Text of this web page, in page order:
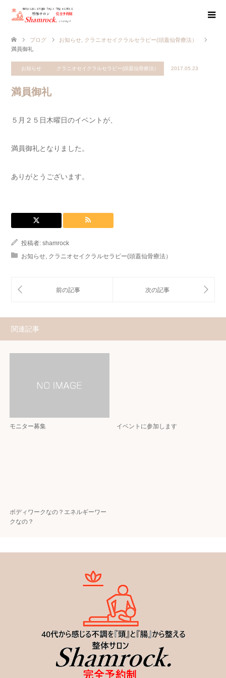
ブログ お知らせ クラニオセイクラルセラピー(頭蓋仙骨療法）
満員御礼
お知らせ クラニオセイクラルセラピー(頭蓋仙骨療法） 2017.05.23
満員御礼
５月２５日木曜日のイベントが、
満員御礼となりました。
ありがとうございます。
投稿者: shamrock
お知らせ クラニオセイクラルセラピー(頭蓋仙骨療法）
関連記事
モニター募集 イベントに参加します
ボディワークなの？エネルギーワー
クなの？